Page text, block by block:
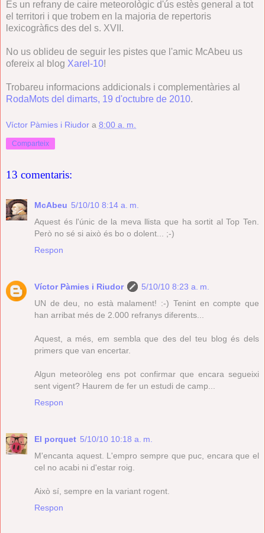
És un refrany de caire meteorològic d'ús estès general a tot
el territori i que trobem en la majoria de repertoris
lexicogràfics des del s. XVII.
No us oblideu de seguir les pistes que l'amic McAbeu us
ofereix al blog Xarel-10!
Trobareu informacions addicionals i complementàries al
RodaMots del dimarts, 19 d'octubre de 2010.
Víctor Pàmies i Riudor a 8:00 a. m.
Comparteix
13 comentaris:
McAbeu 5/10/10 8:14 a. m.
Aquest és l'únic de la meva llista que ha sortit al Top Ten.
Però no sé si això és bo o dolent... ;-)
Respon
Víctor Pàmies i Riudor
5/10/10 8:23 a. m.
UN de deu, no està malament! :-) Tenint en compte que
han arribat més de 2.000 refranys diferents...
Aquest, a més, em sembla que des del teu blog és dels
primers que van encertar.
Algun meteoròleg ens pot confirmar que encara segueixi
sent vigent? Haurem de fer un estudi de camp...
Respon
El porquet 5/10/10 10:18 a. m.
M'encanta aquest. L'empro sempre que puc, encara que el
cel no acabi ni d'estar roig.
Això sí, sempre en la variant rogent.
Respon